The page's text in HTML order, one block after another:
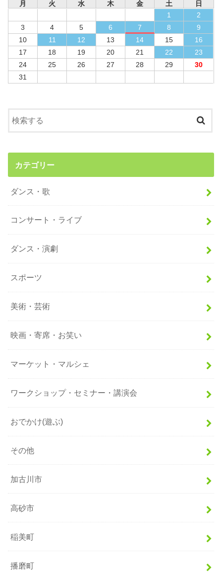
月 火 水 木 金 土
日
1
2
3
4 5 6 7 8
9
10
11 12 13 14 15
16
17
18 19 20 21 22
23
24
25 26 27 28 29
30
31
カテゴリー
ダンス・歌
コンサート・ライブ
ダンス・演劇
スポーツ
美術・芸術
映画・寄席・お笑い
マーケット・マルシェ
ワークショップ・セミナー・講演会
おでかけ(遊ぶ)
その他
加古川市
高砂市
稲美町
播磨町